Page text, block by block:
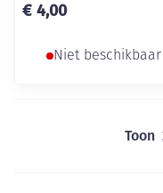
€ 4,00
Niet beschikbaar
Toon